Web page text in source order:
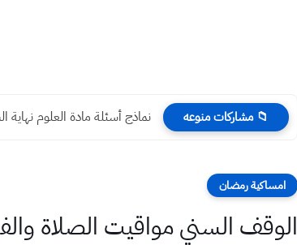
📁 مشاركات منوعه انكليزي سادس ابتدائي قطع الكتاب
امساكية رمضان
الوقف السني مواقيت الصلاة والفطور يوم ٦